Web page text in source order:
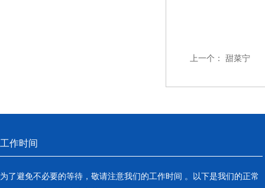
上一个： 甜菜宁
工作时间
为了避免不必要的等待，敬请注意我们的工作时间 。以下是我们的正常